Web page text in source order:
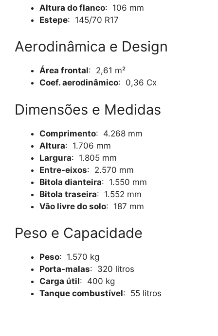
Altura do flanco: 106 mm
Estepe: 145/70 R17
Aerodinâmica e Design
Área frontal: 2,61 m²
Coef. aerodinâmico: 0,36 Cx
Dimensões e Medidas
Comprimento: 4.268 mm
Altura: 1.706 mm
Largura: 1.805 mm
Entre-eixos: 2.570 mm
Bitola dianteira: 1.550 mm
Bitola traseira: 1.552 mm
Vão livre do solo: 187 mm
Peso e Capacidade
Peso: 1.570 kg
Porta-malas: 320 litros
Carga útil: 400 kg
Tanque combustível: 55 litros